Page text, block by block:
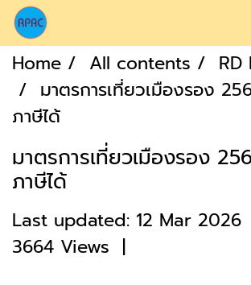
Home All contents
RD
มาตรการเที่ยวเมืองรอง
ภาษีได้
มาตรการเที่ยวเมืองรอง
ภาษีได้
Last updated: 12 Mar 2026
3664 Views |